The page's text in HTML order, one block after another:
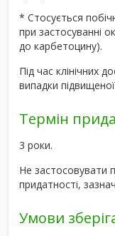
* Стосується
при застосуванні
до карбетоцину).
Під час клінічних
випадки підвищеної
Термін
3 роки.
Не застосовувати
придатності,
Умови